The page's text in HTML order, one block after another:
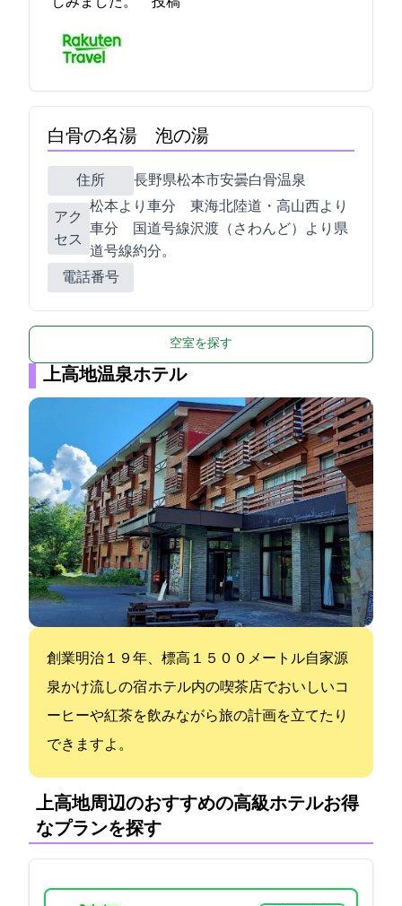
白骨の名湯 泡の湯
住所 長野県松本市安曇白骨温泉
アク
セス
松本ICより車60分 東海北陸道・高山西ICより
車60分 国道158号線沢渡（さわんど）より県
道300号線約10分。
電話番号
空室を探す
上高地温泉ホテル
創業明治１９年、標高１５００メートル自家源
泉かけ流しの宿 ホテル内の喫茶店でおいしいコ
ーヒーや紅茶を飲みながら旅の計画を立てたり
できますよ。
上高地周辺のおすすめの高級ホテル:お得
なプランを探す